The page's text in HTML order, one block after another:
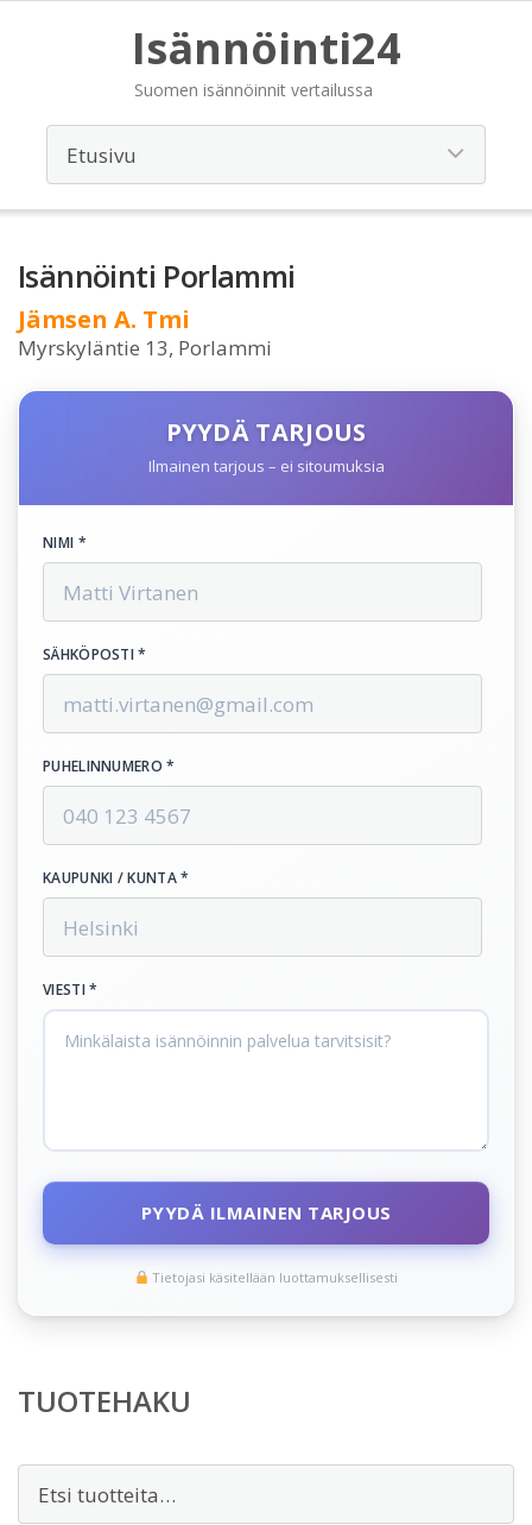
Isännöinti24
Suomen isännöinnit vertailussa
Isännöinti Porlammi
Jämsen A. Tmi
Myrskyläntie 13, Porlammi
PYYDÄ TARJOUS
Ilmainen tarjous – ei sitoumuksia
NIMI *
SÄHKÖPOSTI *
PUHELINNUMERO *
KAUPUNKI / KUNTA *
VIESTI *
PYYDÄ ILMAINEN TARJOUS
Tietojasi käsitellään luottamuksellisesti
TUOTEHAKU